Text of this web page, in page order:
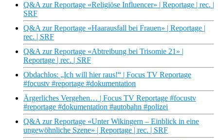
Q&A zur Reportage «Religiöse Influencer» | Reportage | rec. |
SRF
Q&A zur Reportage «Haarausfall bei Frauen» | Reportage |
rec. | SRF
Q&A zur Reportage «Abtreibung bei Trisomie 21» |
Reportage | rec. | SRF
Obdachlos: „Ich will hier raus!“ | Focus TV Reportage
#focustv #reportage #dokumentation
Ärgerliches Vergehen… | Focus TV Reportage #focustv
#reportage #dokumentation #autobahn #polizei
Q&A zur Reportage «Unter Wikingern – Einblick in eine
ungewöhnliche Szene» | Reportage | rec. | SRF